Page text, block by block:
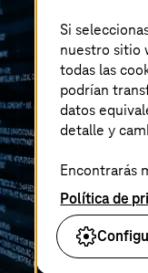
Si
nuestro sitio
todas las
podrían
datos
detalle y
Encontrarás
Política de